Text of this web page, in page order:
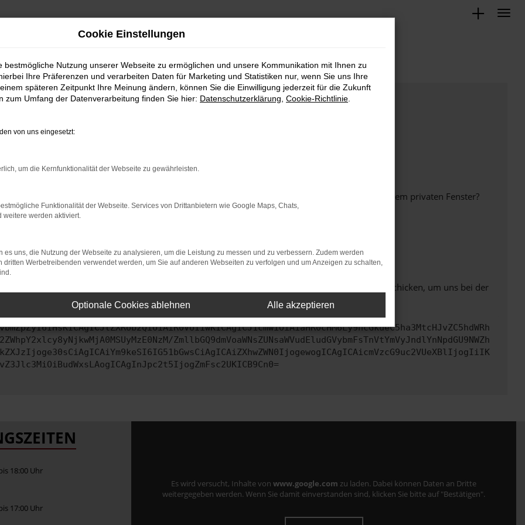
bestimmter Seiten verhindern. Funktioniert die Seite in einem anderen Browser oder in einem privaten Fenster?
beheben.
auf dem neuesten Stand sind.
kann auch dazu führen, dass bestimmte Funktionen nicht mehr unterstützt werden.
uns bitte. Wir werden versuchen, das Problem zu beheben. Du kannst uns diesen Text schicken, um uns bei der
ZmllbGQ9dmVoaWNsZUNsaWVudEludGVybmFsTnVtYmVyJndlYnNpdGU9NWZh
18:00 Uhr
17:00 Uhr
Es wird versucht, Inhalte von www.google.com zu laden. Dabei können Daten an Dritte
weitergegeben werden. Wenn Sie damit einverstanden sind, klicken Sie bitte auf "Bestätigen".
Cookie Einstellungen
bestmögliche Nutzung unserer Webseite zu ermöglichen und unsere Kommunikation mit Ihnen zu
Ihre Präferenzen und verarbeiten Daten für Marketing und Statistiken nur, wenn Sie uns Ihre
späteren Zeitpunkt Ihre Meinung ändern, können Sie die Einwilligung jederzeit für die Zukunft
zum Umfang der Datenverarbeitung finden Sie hier: Datenschutzerklärung Cookie-Richtlinie
von uns eingesetzt:
um die Kernfunktionalität der Webseite zu gewährleisten.
Funktionalität der Webseite. Services von Drittanbietern wie Google Maps, Chats,
weitere werden aktiviert.
es uns, die Nutzung der Webseite zu analysieren, um die Leistung zu messen und zu verbessern. Zudem werden
dritten Werbetreibenden verwendet werden, um Sie auf anderen Webseiten zu verfolgen und um Anzeigen zu schalten,
Optionale Cookies ablehnen Alle akzeptieren